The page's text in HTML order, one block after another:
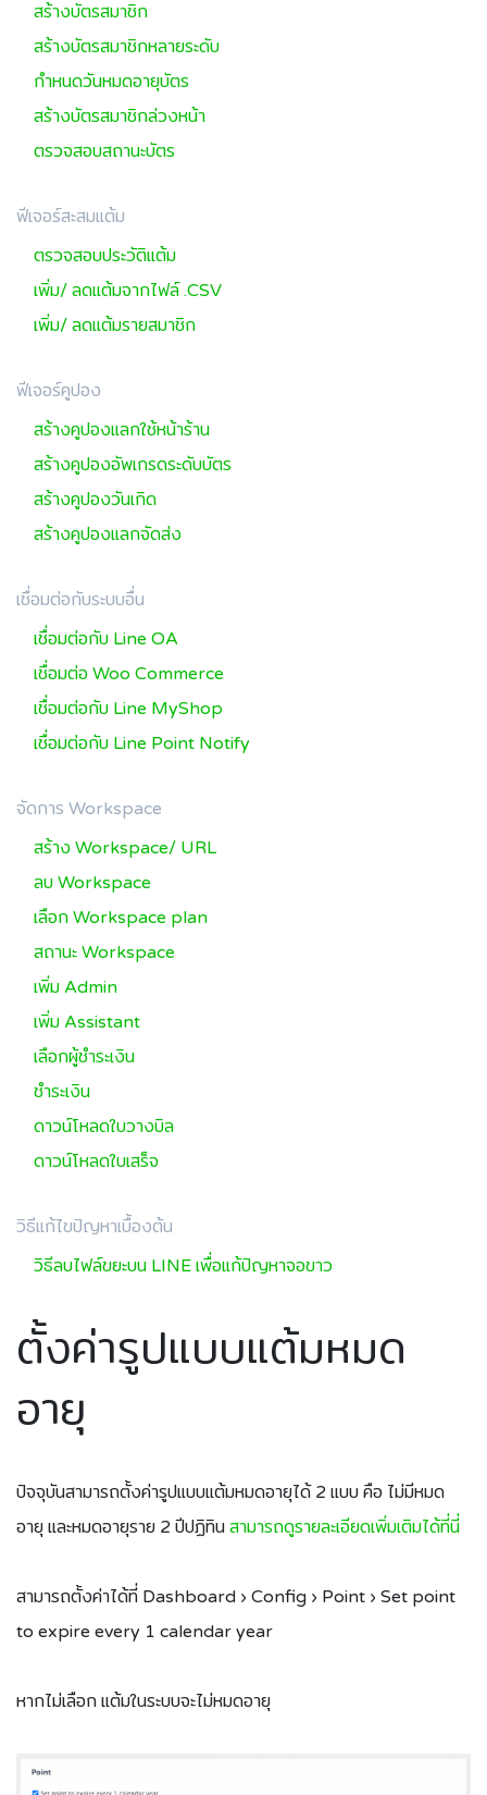
สร้างบัตรสมาชิก
สร้างบัตรสมาชิกหลายระดับ
กำหนดวันหมดอายุบัตร
สร้างบัตรสมาชิกล่วงหน้า
ตรวจสอบสถานะบัตร
ฟีเจอร์สะสมแต้ม
ตรวจสอบประวัติแต้ม
เพิ่ม/ ลดแต้มจากไฟล์ .CSV
เพิ่ม/ ลดแต้มรายสมาชิก
ฟีเจอร์คูปอง
สร้างคูปองแลกใช้หน้าร้าน
สร้างคูปองอัพเกรดระดับบัตร
สร้างคูปองวันเกิด
สร้างคูปองแลกจัดส่ง
เชื่อมต่อกับระบบอื่น
เชื่อมต่อกับ Line OA
เชื่อมต่อ Woo Commerce
เชื่อมต่อกับ Line MyShop
เชื่อมต่อกับ Line Point Notify
จัดการ Workspace
สร้าง Workspace/ URL
ลบ Workspace
เลือก Workspace plan
สถานะ Workspace
เพิ่ม Admin
เพิ่ม Assistant
เลือกผู้ชำระเงิน
ชำระเงิน
ดาวน์โหลดใบวางบิล
ดาวน์โหลดใบเสร็จ
วิธีแก้ไขปัญหาเบื้องต้น
วิธีลบไฟล์ขยะบน LINE เพื่อแก้ปัญหาจอขาว
ตั้งค่ารูปแบบแต้มหมด
อายุ
ปัจจุบันสามารถตั้งค่ารูปแบบแต้มหมดอายุได้ 2 แบบ คือ ไม่มีหมด
อายุ และหมดอายุราย 2 ปีปฏิทิน สามารถดูรายละเอียดเพิ่มเติมได้ที่นี่
สามารถตั้งค่าได้ที่ Dashboard › Config › Point › Set point
to expire every 1 calendar year
หากไม่เลือก แต้มในระบบจะไม่หมดอายุ